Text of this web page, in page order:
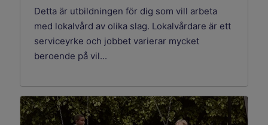
Detta är utbildningen för dig som vill arbeta
med lokalvård av olika slag. Lokalvårdare är ett
serviceyrke och jobbet varierar mycket
beroende på vil...